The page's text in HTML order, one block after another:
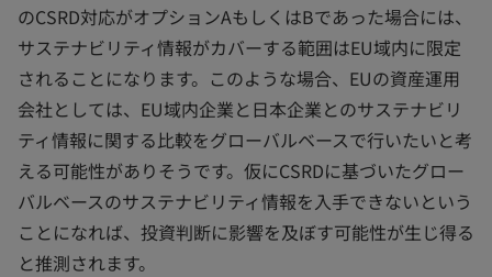
のCSRD対応がオプションAもしくはBであった場合には、
サステナビリティ情報がカバーする範囲はEU域内に限定
されることになります。このような場合、EUの資産運用
会社としては、EU域内企業と日本企業とのサステナビリ
ティ情報に関する比較をグローバルベースで行いたいと考
える可能性がありそうです。仮にCSRDに基づいたグロー
バルベースのサステナビリティ情報を入手できないという
ことになれば、投資判断に影響を及ぼす可能性が生じ得る
と推測されます。